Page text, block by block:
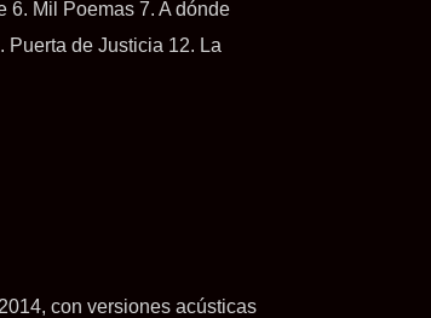
6. Mil Poemas 7. A dónde
Puerta de Justicia 12. La
con versiones acústicas